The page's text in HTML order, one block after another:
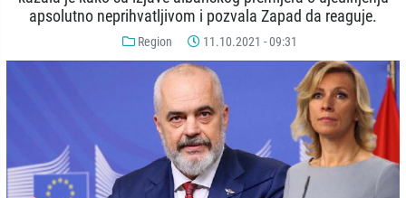
apsolutno neprihvatljivom i pozvala Zapad da reaguje.
Region 11.10.2021 - 09:31